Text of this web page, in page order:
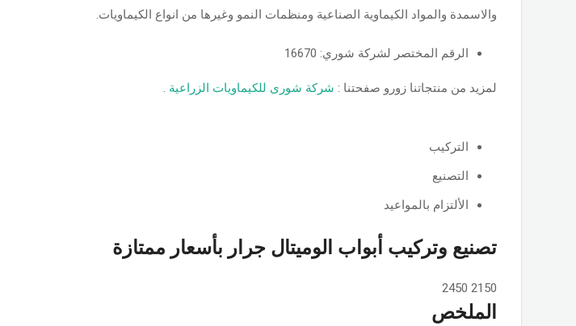
والاسمدة والمواد الكيماوية الصناعية ومنظمات النمو وغيرها من انواع الكيماويات.
الرقم المختصر لشركة شوري: 16670
لمزيد من منتجاتنا زورو صفحتنا : شركة شورى للكيماويات الزراعية .
التركيب
التصنيع
الألتزام بالمواعيد
تصنيع وتركيب أبواب الوميتال جرار بأسعار ممتازة
2150
2450
الملخص